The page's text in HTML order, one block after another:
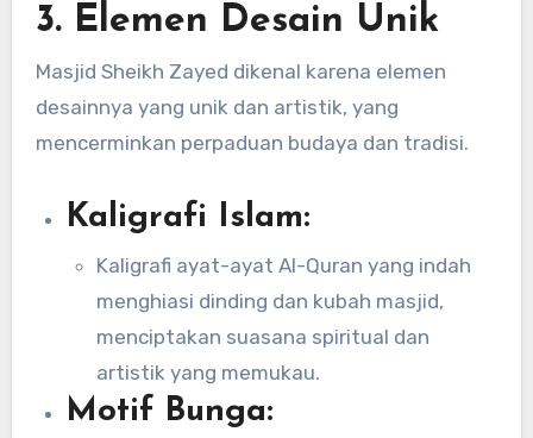
3. Elemen Desain Unik
Masjid Sheikh Zayed dikenal karena elemen
desainnya yang unik dan artistik, yang
mencerminkan perpaduan budaya dan tradisi.
Kaligrafi Islam:
Kaligrafi ayat-ayat Al-Quran yang indah
menghiasi dinding dan kubah masjid,
menciptakan suasana spiritual dan
artistik yang memukau.
Motif Bunga: